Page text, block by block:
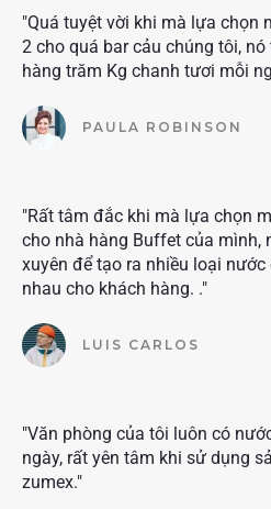
"Quá tuyệt vời khi mà lựa chọn
2 cho quá bar cảu chúng tôi,
hàng trăm Kg chanh tươi mỗi
PAULA ROBINSON
"Rất tâm đắc khi mà lựa chọn
cho nhà hàng Buffet của mình,
xuyên để tạo ra nhiều loại
nhau cho khách hàng. ."
LUIS CARLOS
"Văn phòng của tôi luôn có
ngày, rất yên tâm khi sử dụng
zumex."